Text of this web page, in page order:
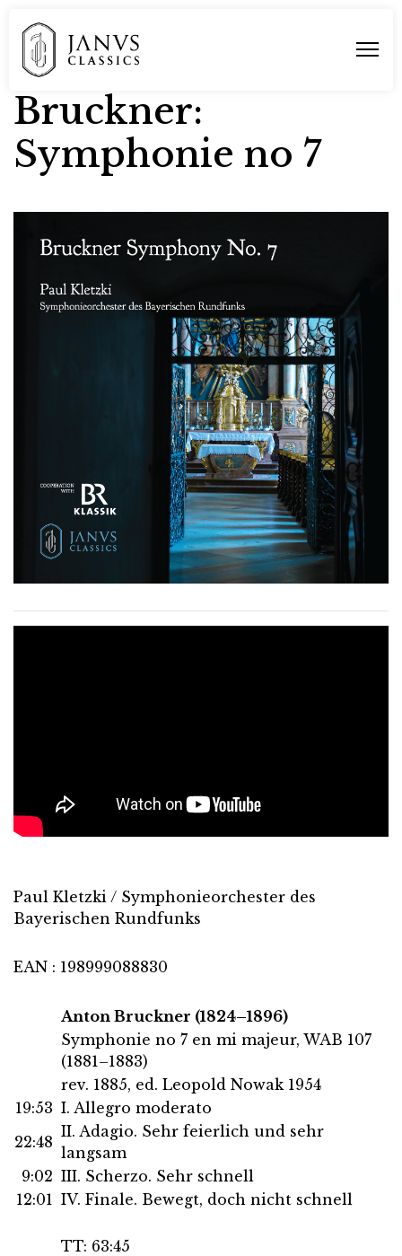
Bruckner:
Symphonie no 7
Paul Kletzki / Symphonieorchester des
Bayerischen Rundfunks
EAN : 198999088830
Anton Bruckner (1824–1896)
Symphonie no 7 en mi majeur, WAB 107
(1881–1883)
rev. 1885, ed. Leopold Nowak 1954
19:53 I. Allegro moderato
22:48
II. Adagio. Sehr feierlich und sehr
langsam
9:02 III. Scherzo. Sehr schnell
12:01 IV. Finale. Bewegt, doch nicht schnell
TT: 63:45